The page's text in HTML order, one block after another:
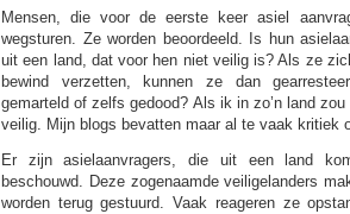
Mensen, die voor de eerste keer asiel
wegsturen. Ze worden beoordeeld. Is hun
uit een land, dat voor hen niet veilig is? Als ze
bewind verzetten, kunnen ze dan
gemarteld of zelfs gedood? Als ik in zo’n land
veilig. Mijn blogs bevatten maar al te vaak kritiek
Er zijn asielaanvragers, die uit een land
beschouwd. Deze zogenaamde veiligelanders
worden terug gestuurd. Vaak reageren ze